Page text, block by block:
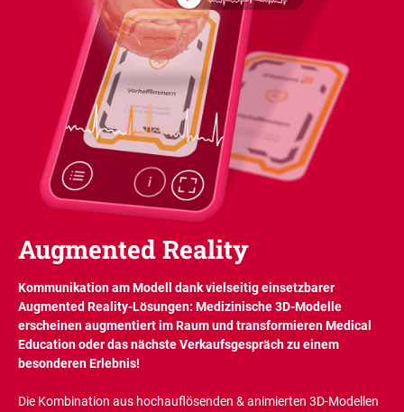
Augmented Reality
Kommunikation am Modell dank vielseitig einsetzbarer
Augmented Reality-Lösungen: Medizinische 3D-Modelle
erscheinen augmentiert im Raum und transformieren Medical
Education oder das nächste Verkaufsgespräch zu einem
besonderen Erlebnis!
Die Kombination aus hochauflösenden & animierten 3D-Modellen